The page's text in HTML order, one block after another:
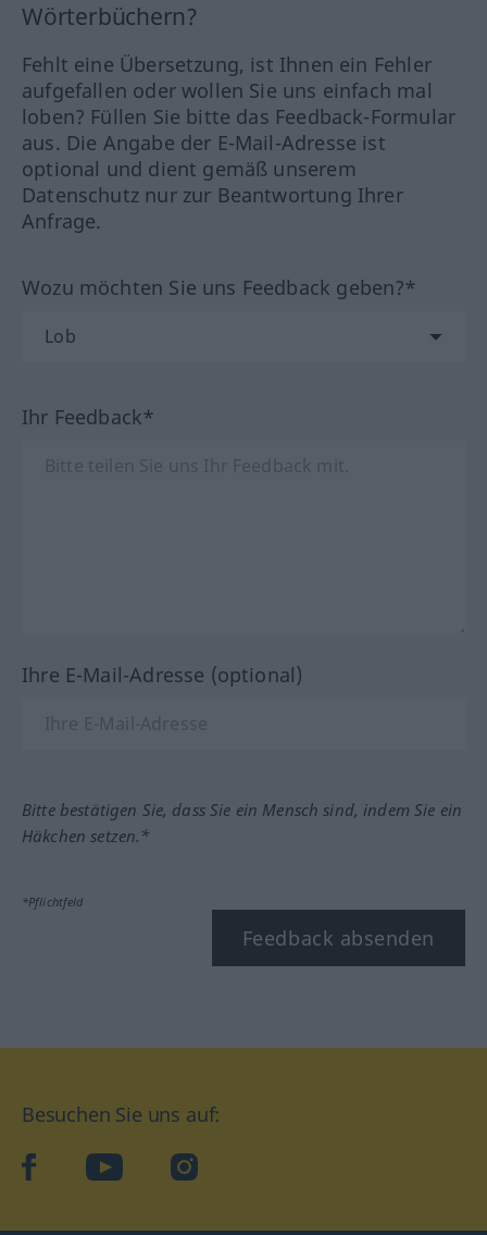
Wörterbüchern?
Fehlt eine Übersetzung, ist Ihnen ein Fehler
aufgefallen oder wollen Sie uns einfach mal
loben? Füllen Sie bitte das Feedback-Formular
aus. Die Angabe der E-Mail-Adresse ist
optional und dient gemäß unserem
Datenschutz nur zur Beantwortung Ihrer
Anfrage.
Wozu möchten Sie uns Feedback geben?*
Ihr Feedback*
Ihre E-Mail-Adresse (optional)
Bitte bestätigen Sie, dass Sie ein Mensch sind, indem Sie ein
Häkchen setzen.*
*Pflichtfeld
Feedback absenden
Besuchen Sie uns auf:
facebookYouTube Instagram